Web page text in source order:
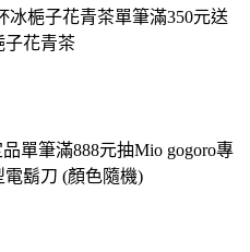
冰梔子花青茶單筆滿350元送
子花青茶
單筆滿888元抽Mio gogoro專
鬍刀 (顏色隨機)